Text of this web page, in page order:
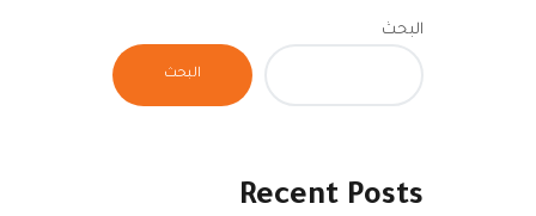
البحث
البحث
Recent Posts